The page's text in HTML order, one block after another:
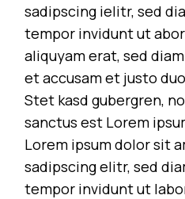
sadipscing ielitr, sed
tempor invidunt ut
aliquyam erat, sed
et accusam et justo
Stet kasd gubergren,
sanctus est Lorem
Lorem ipsum dolor sit
sadipscing elitr, sed
tempor invidunt ut